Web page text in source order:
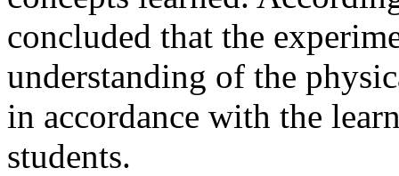
concluded that the
understanding of the
in accordance with the
students.